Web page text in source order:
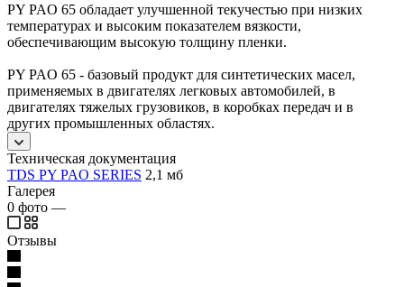
PY PAO 65 обладает улучшенной текучестью при низких
температурах и высоким показателем вязкости,
обеспечивающим высокую толщину пленки.
PY PAO 65 - базовый продукт для синтетических масел,
применяемых в двигателях легковых автомобилей, в
двигателях тяжелых грузовиков, в коробках передач и в
других промышленных областях.
Техническая документация
TDS PY PAO SERIES 2,1 мб
Галерея
0 фото —
Отзывы